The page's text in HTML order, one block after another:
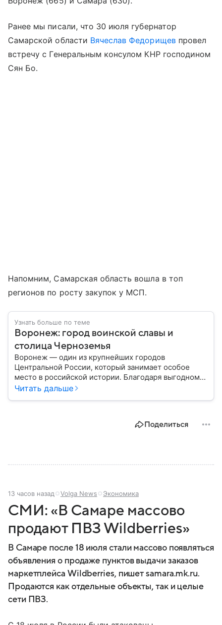
Ранее мы писали, что 30 июля губернатор
Самарской области Вячеслав Федорищевпровел
встречу с Генеральным консулом КНР господином
Сян Бо.
Напомним, Самарская область вошла в топ
регионов по росту закупок у МСП.
Узнать больше по теме
Воронеж: город воинской славы и
столица Черноземья
Воронеж — один из крупнейших городов
Центральной России, который занимает особое
место в российской истории. Благодаря выгодному
расположению на юге европейской части страны
Читать дальше
Поделиться
13 часов назад Volga News Экономика
СМИ: «В Самаре массово
продают ПВЗ Wildberries»
В Самаре после 18 июля стали массово появляться
объявления о продаже пунктов выдачи заказов
маркетплейса Wildberries, пишет samara.mk.ru.
Продаются как отдельные объекты, так и целые
сети ПВЗ.